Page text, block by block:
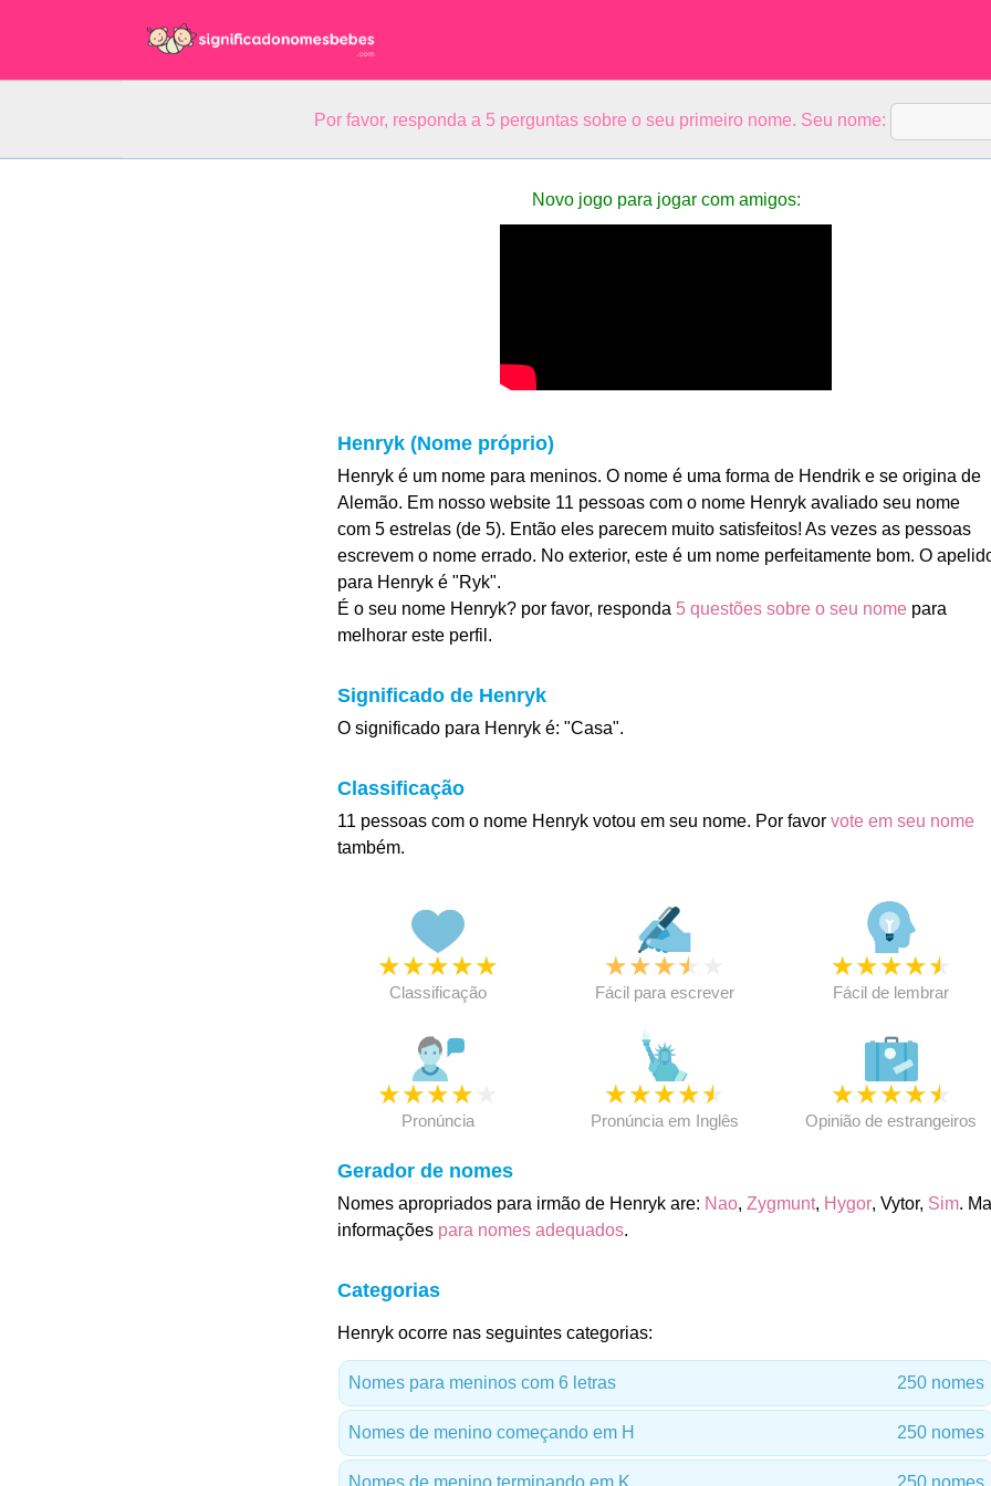
Por favor, responda a 5 perguntas sobre o seu primeiro nome. Seu nome:
Novo jogo para jogar com amigos:
Henryk (Nome próprio)
Henryk é um nome para meninos. O nome é uma forma de Hendrik e se origina de
Alemão. Em nosso website 11 pessoas com o nome Henryk avaliado seu nome
com 5 estrelas (de 5). Então eles parecem muito satisfeitos! As vezes as pessoas
escrevem o nome errado. No exterior, este é um nome perfeitamente bom. O
para Henryk é "Ryk".
É o seu nome Henryk? por favor, responda 5 questões sobre o seu nomepara
melhorar este perfil.
Significado de Henryk
O significado para Henryk é: "Casa".
Classificação
11 pessoas com o nome Henryk votou em seu nome. Por favor vote em seu nome
também.
★★★★★
Classificação
★★★★
Fácil para escrever
★★★★★
Fácil de lembrar
★★★★
Pronúncia
★★★★★
Pronúncia em Inglês
★★★★★
Opinião de estrangeiros
Gerador de nomes
Nomes apropriados para irmão de Henryk are: Nao, Zygmunt, Hygor, Vytor, Sim.
informações para nomes adequados.
Categorias
Henryk ocorre nas seguintes categorias:
Nomes para meninos com 6 letras 250 nomes
Nomes de menino começando em H 250 nomes
Nomes de menino terminando em K 250 nomes